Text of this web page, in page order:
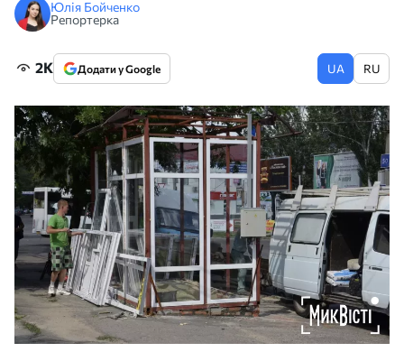
Юлія Бойченко
Репортерка
2K Додати у Google UA RU